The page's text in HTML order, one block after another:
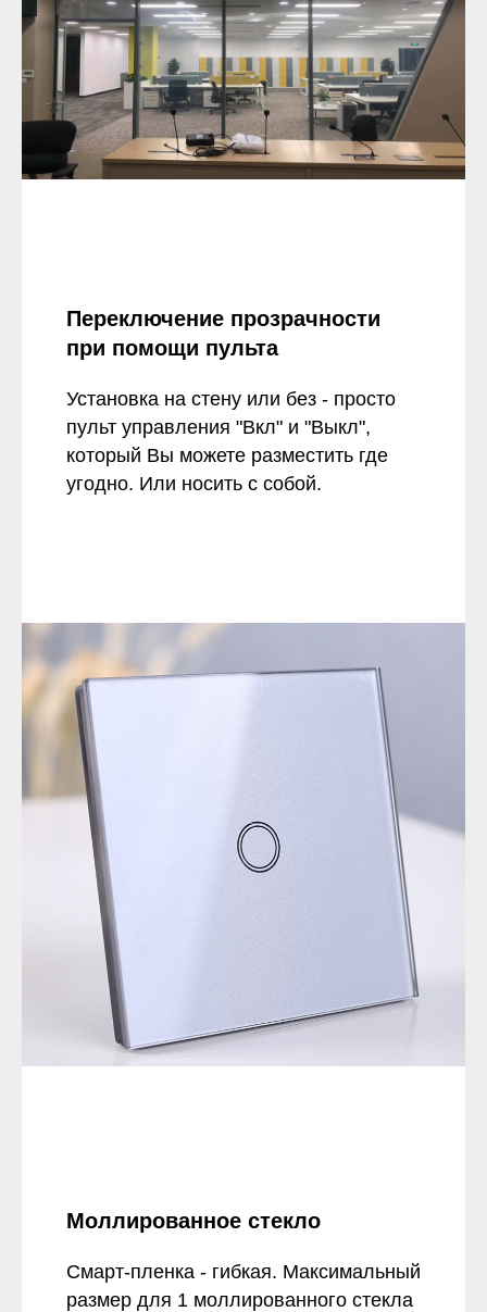
Переключение прозрачности
при помощи пульта
Установка на стену или без - просто
пульт управления "Вкл" и "Выкл",
который Вы можете разместить где
угодно. Или носить с собой.
Моллированное стекло
Смарт-пленка - гибкая. Максимальный
размер для 1 моллированного стекла